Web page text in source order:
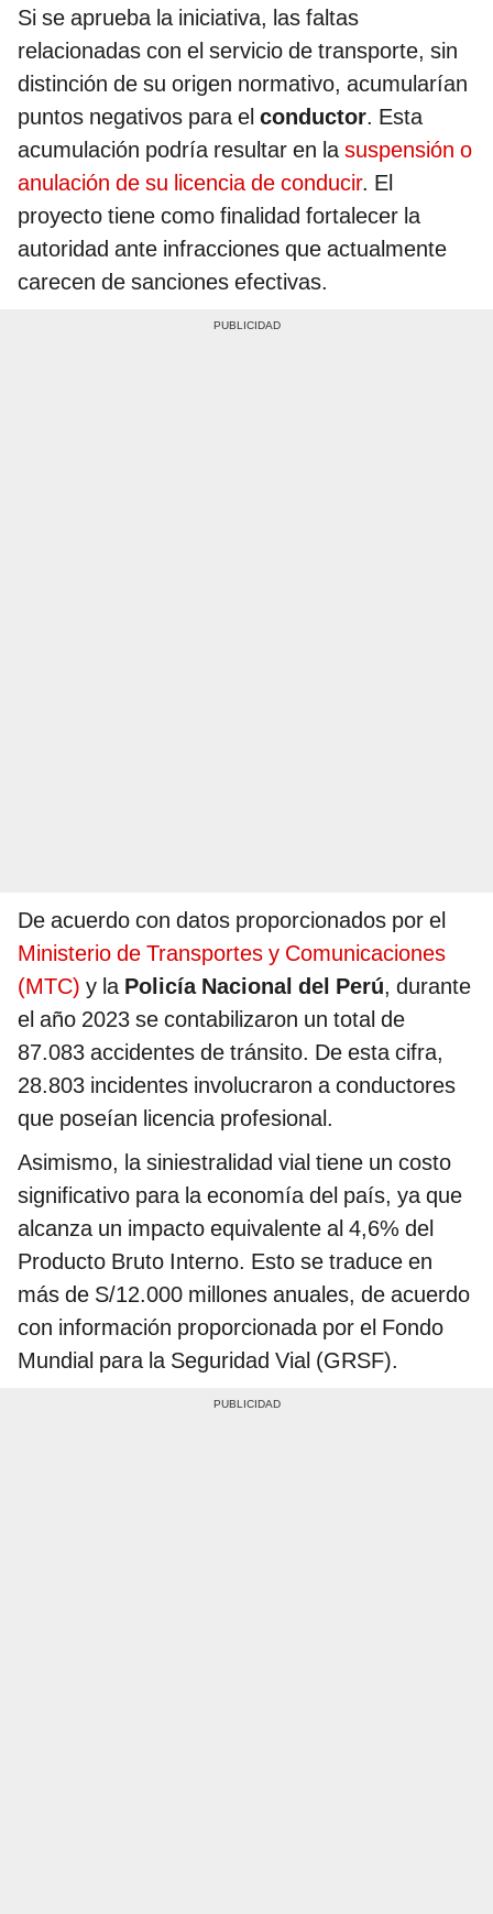
Si se aprueba la iniciativa, las faltas
relacionadas con el servicio de transporte, sin
distinción de su origen normativo, acumularían
puntos negativos para el conductor. Esta
acumulación podría resultar en lasuspensión o
anulación de su licencia de conducir. El
proyecto tiene como finalidad fortalecer la
autoridad ante infracciones que actualmente
carecen de sanciones efectivas.
De acuerdo con datos proporcionados por el
Ministerio de Transportes y Comunicaciones
(MTC) y la Policía Nacional del Perú, durante
el año 2023 se contabilizaron un total de
87.083 accidentes de tránsito. De esta cifra,
28.803 incidentes involucraron a conductores
que poseían licencia profesional.
Asimismo, la siniestralidad vial tiene un costo
significativo para la economía del país, ya que
alcanza un impacto equivalente al 4,6% del
Producto Bruto Interno. Esto se traduce en
más de S/12.000 millones anuales, de acuerdo
con información proporcionada por el Fondo
Mundial para la Seguridad Vial (GRSF).